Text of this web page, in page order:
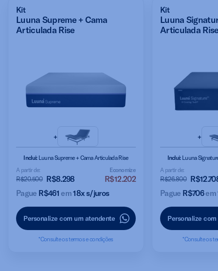
Kit
Luuna Supreme + Cama
Articulada Rise
+
Inclui: Luuna Supreme + Cama Articulada Rise
A partir de:
Economize
R$20.500 R$8.298
R$12.202
Pague R$461 em18x s/juros
Personalize com um atendente
*Consulte os termos e condições
Kit
Luuna
Articulada
+
Inclui: Luuna
A partir de:
R$26.800 R$
Pague R$706 em
Personalize
*Consulte os